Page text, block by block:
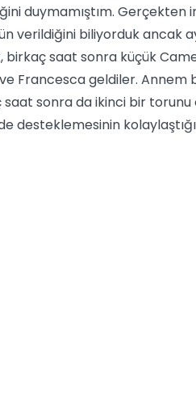
duymamıştım. Gerçekten
verildiğini biliyorduk ancak
saat sonra küçük
Francesca geldiler. Annem
sonra da ikinci bir torunu
desteklemesinin